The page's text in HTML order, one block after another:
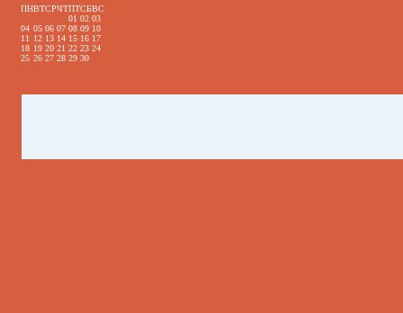
ПНВТСРЧТПТСБВС
01 02 03
04 05 06 07 08 09 10
11 12 13 14 15 16 17
18 19 20 21 22 23 24
25 26 27 28 29 30